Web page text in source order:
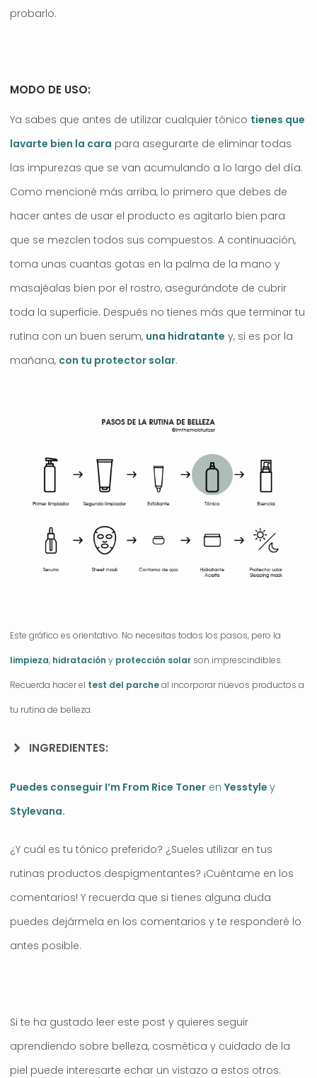
probarlo.
MODO DE USO:
Ya sabes que antes de utilizar cualquier tónico tienes que
lavarte bien la cara para asegurarte de eliminar todas
las impurezas que se van acumulando a lo largo del día.
Como mencioné más arriba, lo primero que debes de
hacer antes de usar el producto es agitarlo bien para
que se mezclen todos sus compuestos. A continuación,
toma unas cuantas gotas en la palma de la mano y
masajéalas bien por el rostro, asegurándote de cubrir
toda la superficie. Después no tienes más que terminar tu
rutina con un buen serum, una hidratante y, si es por la
mañana, con tu protector solar.
Este gráfico es orientativo. No necesitas todos los pasos, pero la
limpieza, hidratación y protección solar son imprescindibles.
Recuerda hacer el test del parcheal incorporar nuevos productos a
tu rutina de belleza.
INGREDIENTES:
Puedes conseguir I’m From Rice Toner en Yesstyle y
Stylevana.
¿Y cuál es tu tónico preferido? ¿Sueles utilizar en tus
rutinas productos despigmentantes? ¡Cuéntame en los
comentarios! Y recuerda que si tienes alguna duda
puedes dejármela en los comentarios y te responderé lo
antes posible.
Si te ha gustado leer este post y quieres seguir
aprendiendo sobre belleza, cosmética y cuidado de la
piel puede interesarte echar un vistazo a estos otros: